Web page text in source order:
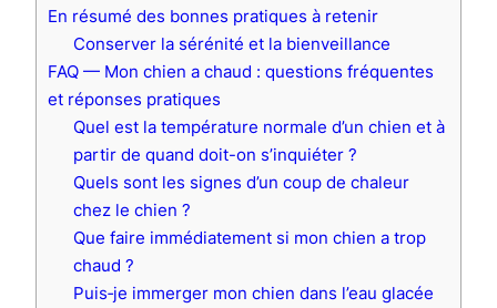
En résumé des bonnes pratiques à retenir
Conserver la sérénité et la bienveillance
FAQ — Mon chien a chaud : questions fréquentes
et réponses pratiques
Quel est la température normale d’un chien et à
partir de quand doit-on s’inquiéter ?
Quels sont les signes d’un coup de chaleur
chez le chien ?
Que faire immédiatement si mon chien a trop
chaud ?
Puis‑je immerger mon chien dans l’eau glacée